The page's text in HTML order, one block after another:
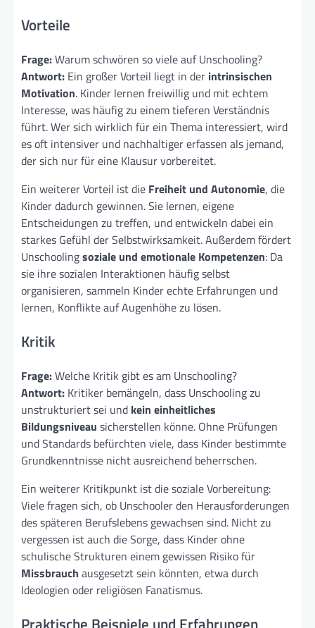
Vorteile
Frage:Warum schwören so viele auf Unschooling?
Antwort: Ein großer Vorteil liegt in der intrinsischen
Motivation. Kinder lernen freiwillig und mit echtem
Interesse, was häufig zu einem tieferen Verständnis
führt. Wer sich wirklich für ein Thema interessiert, wird
es oft intensiver und nachhaltiger erfassen als jemand,
der sich nur für eine Klausur vorbereitet.
Ein weiterer Vorteil ist die Freiheit und Autonomie, die
Kinder dadurch gewinnen. Sie lernen, eigene
Entscheidungen zu treffen, und entwickeln dabei ein
starkes Gefühl der Selbstwirksamkeit. Außerdem fördert
Unschoolingsoziale und emotionale Kompetenzen: Da
sie ihre sozialen Interaktionen häufig selbst
organisieren, sammeln Kinder echte Erfahrungen und
lernen, Konflikte auf Augenhöhe zu lösen.
Kritik
Frage:Welche Kritik gibt es am Unschooling?
Antwort: Kritiker bemängeln, dass Unschooling zu
unstrukturiert sei und kein einheitliches
Bildungsniveau sicherstellen könne. Ohne Prüfungen
und Standards befürchten viele, dass Kinder bestimmte
Grundkenntnisse nicht ausreichend beherrschen.
Ein weiterer Kritikpunkt ist die soziale Vorbereitung:
Viele fragen sich, ob Unschooler den Herausforderungen
des späteren Berufslebens gewachsen sind. Nicht zu
vergessen ist auch die Sorge, dass Kinder ohne
schulische Strukturen einem gewissen Risiko für
Missbrauch ausgesetzt sein könnten, etwa durch
Ideologien oder religiösen Fanatismus.